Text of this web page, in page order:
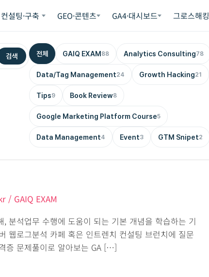
설팅·구축 GEO·콘텐츠 GA4·대시보드 그로스해킹
검색 전체 GAIQ EXAM88 Analytics Consulting78
Data/Tag Management24 Growth Hacking21
Tips9 Book Review8
Google Marketing Platform Course5
Data Management4 Event3 GTM Snipet2
/ GAIQ EXAM
분석업무 수행에 도움이 되는 기본 개념을 학습하는 기
웹로그분석 카페 혹은 인트렌치 컨설팅 브런치에 질문
증 문제풀이로 알아보는 GA […]